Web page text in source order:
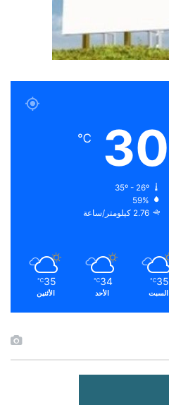
30
℃
35º - 26º
59%
2.76 كيلومتر/ساعة
35
℃
السبت
34
℃
الأحد
35
℃
الأثنين